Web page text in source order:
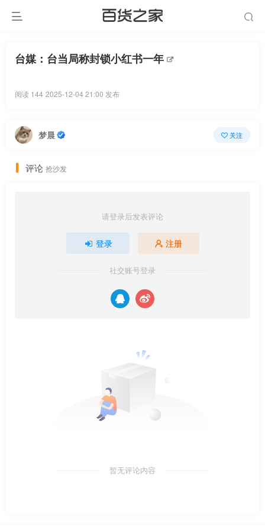
台媒：台当局称封锁小红书一年
阅读 144 2025-12-04 21:00 发布
梦晨 关注
评论 抢沙发
请登录后发表评论
登录 注册
社交账号登录
暂无评论内容